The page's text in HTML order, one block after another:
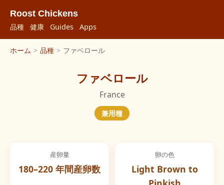
Roost Chickens
品種 健康 Guides Apps
ホーム > 品種 > ファベロール
ファベロール
France
兼用種
産卵量
180–220 年間産卵数
卵の色
Light Brown to